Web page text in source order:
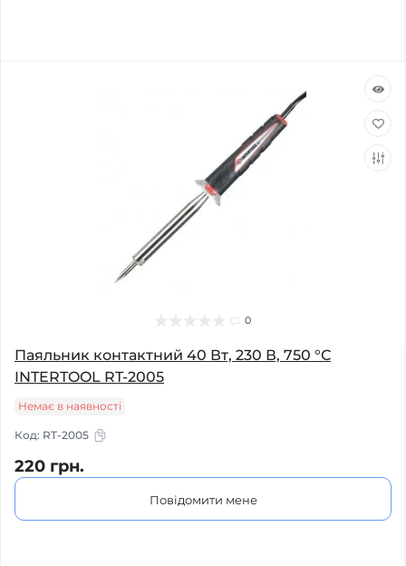
0
Паяльник контактний 40 Вт, 230 В, 750 °С
INTERTOOL RT-2005
Немає в наявності
Код: RT-2005
220 грн.
Повідомити мене